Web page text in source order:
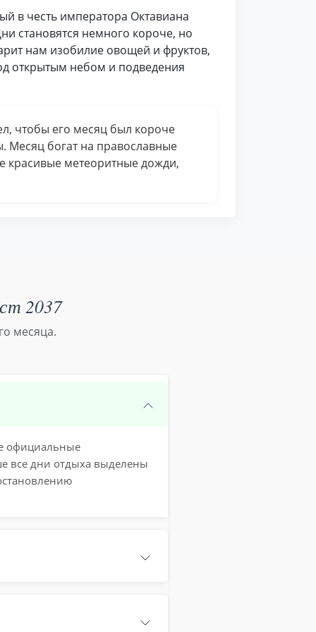
в честь императора Октавиана
становятся немного короче, но
нам изобилие овощей и фруктов,
открытым небом и подведения
чтобы его месяц был короче
Месяц богат на православные
красивые метеоритные дожди,
2037
месяца.
официальные
все дни отдыха выделены